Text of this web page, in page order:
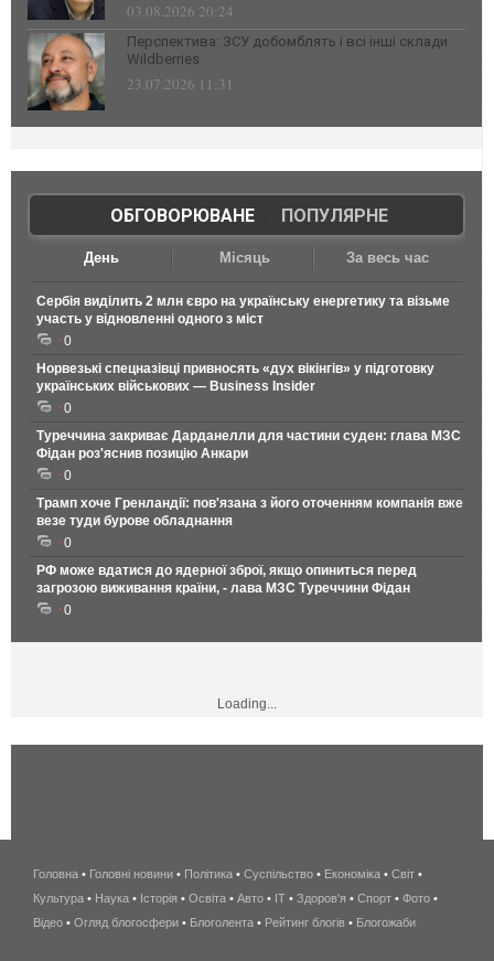
03.08.2026 20:24
Перспектива: ЗСУ добомблять і всі інші склади
Wildberries
23.07.2026 11:31
ОБГОВОРЮВАНЕ| ПОПУЛЯРНЕ
День Місяць За весь час
Сербія виділить 2 млн євро на українську енергетику та візьме
участь у відновленні одного з міст
0
Норвезькі спецназівці привносять «дух вікінгів» у підготовку
українських військових — Business Insider
0
Туреччина закриває Дарданелли для частини суден: глава МЗС
Фідан роз'яснив позицію Анкари
0
Трамп хоче Гренландії: пов'язана з його оточенням компанія вже
везе туди бурове обладнання
0
РФ може вдатися до ядерної зброї, якщо опиниться перед
загрозою виживання країни, - лава МЗС Туреччини Фідан
0
Loading...
беспроводной
интернет
киев
Головна • Головні новини • Політика • Суспільство • Економіка • Світ •
Культура • Наука • Історія • Освіта • Авто • IT • Здоров'я • Спорт • Фото •
Відео • Огляд блогосфери • Блоголента • Рейтинг блогів • Блогожаби